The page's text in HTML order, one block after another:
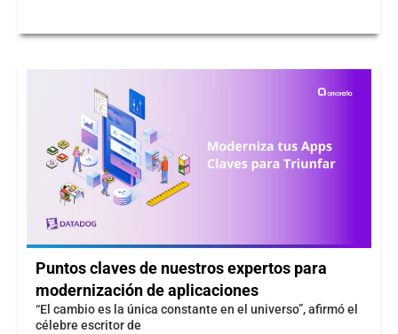
Puntos claves de nuestros expertos para
modernización de aplicaciones
“El cambio es la única constante en el universo”, afirmó el
célebre escritor de